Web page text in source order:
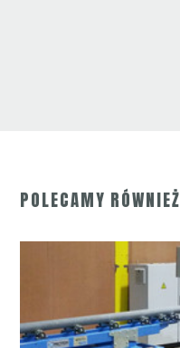
POLECAMY RÓWNIEŻ